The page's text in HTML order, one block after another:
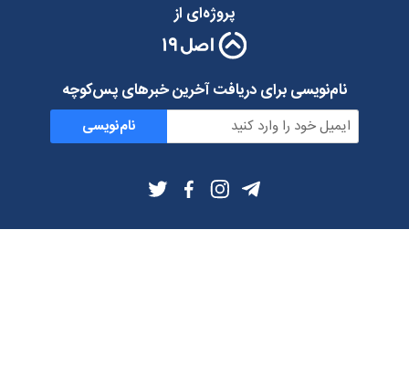
پروژه‌ای از
نام‌نویسی برای دریافت آخرین خبرهای پس‌کوچه
نام‌نویسی